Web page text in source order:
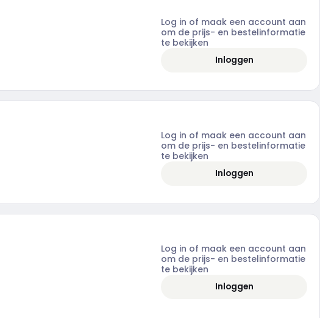
Log in of maak een account aan
om de prijs- en bestelinformatie
te bekijken
Inloggen
Log in of maak een account aan
om de prijs- en bestelinformatie
te bekijken
Inloggen
Log in of maak een account aan
om de prijs- en bestelinformatie
te bekijken
Inloggen